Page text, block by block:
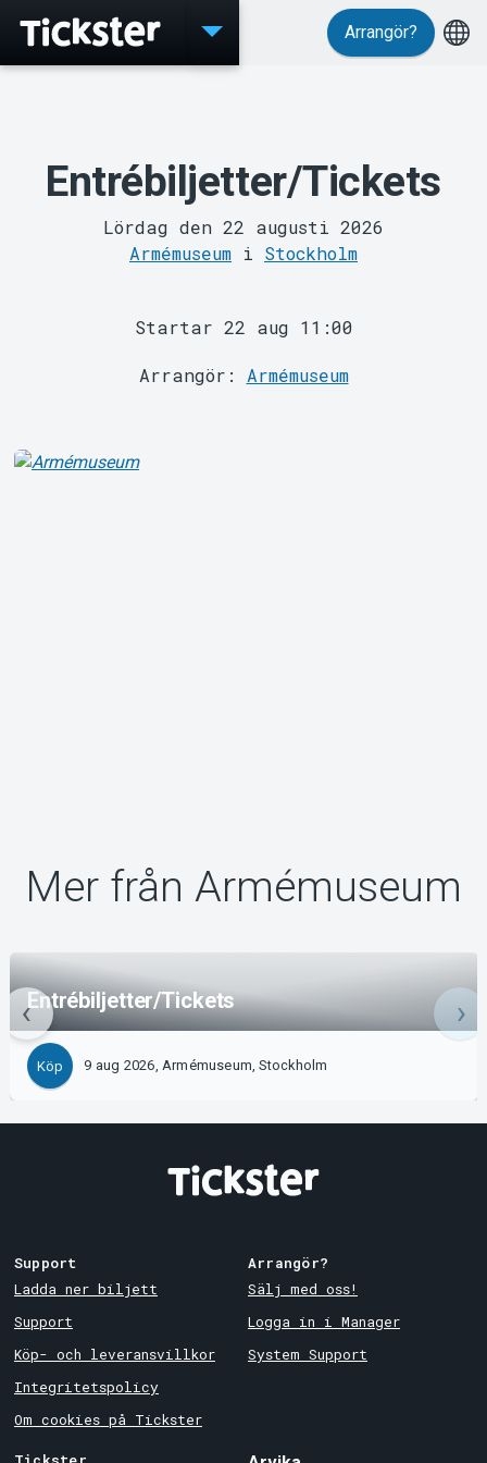
MyTickster
Arrangör?
Entrébiljetter/Tickets
Lördag den 22 augusti 2026
Armémuseum i Stockholm
Startar 22 aug 11:00
Arrangör: Armémuseum
Mer från Armémuseum
Entrébiljetter/Tickets
Köp 9 aug 2026, Armémuseum, Stockholm
Support
Ladda ner biljett
Support
Köp- och leveransvillkor
Integritetspolicy
Om cookies på Tickster
Arrangör?
Sälj med oss!
Logga in i Manager
System Support
Tickster